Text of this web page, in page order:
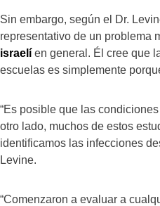
Sin embargo, según el Dr.
representativo de un problema
israelí en general. Él cree que
escuelas es simplemente
“Es posible que las
otro lado, muchos de estos
identificamos las infecciones
Levine.
“Comenzaron a evaluar a